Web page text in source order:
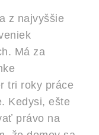
z najvyššie
Má za
tri roky práce
Kedysi, ešte
právo na